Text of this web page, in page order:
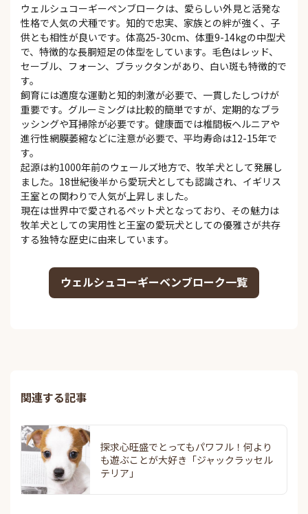
ウェルシュコーギーペンブロークは、愛らしい外見と活発な
性格で人気の犬種です。知的で忠実、家族との絆が強く、子
供とも相性が良いです。体高25-30cm、体重9-14kgの中型犬
で、特徴的な長胴短足の体型をしています。毛色はレッド、
セーブル、フォーン、ブラックタンがあり、白い斑も特徴的で
す。
飼育には適度な運動と知的刺激が必要で、一貫したしつけが
重要です。グルーミングは比較的簡単ですが、定期的なブラ
ッシングや耳掃除が必要です。健康面では椎間板ヘルニアや
進行性網膜萎縮などに注意が必要で、平均寿命は12-15年で
す。
起源は約1000年前のウェールズ地方で、牧羊犬として発展し
ました。18世紀後半から愛玩犬としても認識され、イギリス
王室との関わりで人気が上昇しました。
現在は世界中で愛されるペット犬となっており、その魅力は
牧羊犬としての実用性と王室の愛玩犬としての優雅さが共存
する独特な歴史に由来しています。
ウェルシュコーギーベンブローク一覧
関連する記事
探求心旺盛でとってもパワフル！何より
も遊ぶことが大好き「ジャックラッセル
テリア」